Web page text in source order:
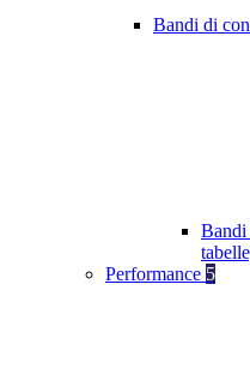
Bandi di
Bandi
Performance 5